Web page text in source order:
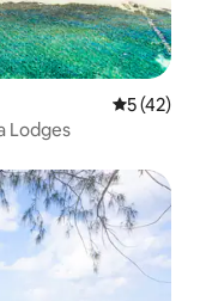
5 de uma
5 (42)
Lodges